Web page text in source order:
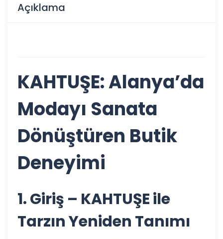
Açıklama
KAHTUŞE: Alanya’da
Modayı Sanata
Dönüştüren Butik
Deneyimi
1. Giriş – KAHTUŞE ile
Tarzın Yeniden Tanımı